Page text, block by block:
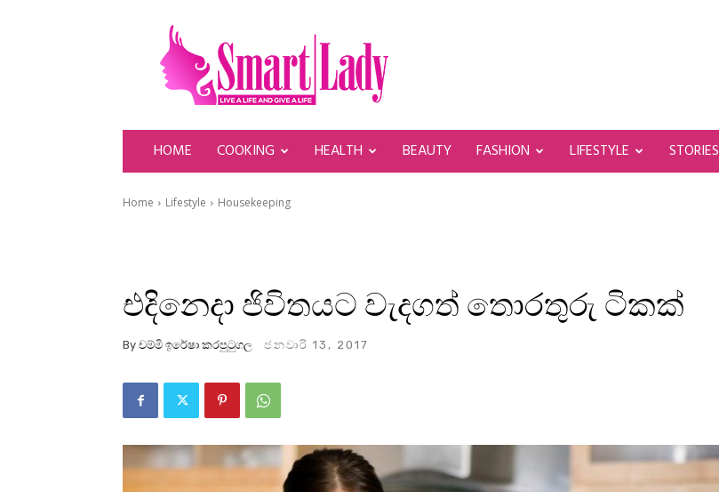
SmartLady
HOME COOKING HEALTH BEAUTY FASHION LIFESTYLE STORIES
Home Lifestyle Housekeeping
එදිනෙදා ජිවිතයට වැදගත් තොරතුරු ටිකක්
By චම්මි ඉරේෂා කරපුටුගල ජනවාරි 13, 2017